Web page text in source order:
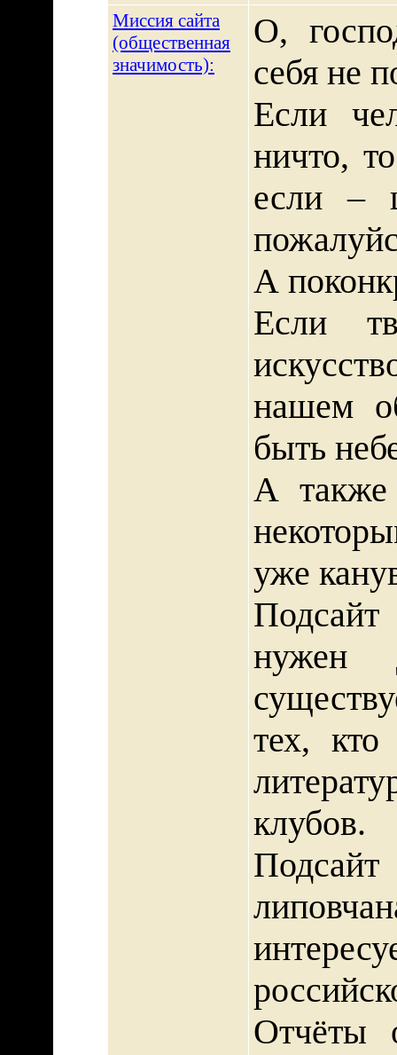
Миссия сайта
(общественная
значимость):
О,
себя не
Если
ничто,
если –
А
Если
нашем
быть
А также
уже
нужен
тех, кто
клубов.
Отчёты